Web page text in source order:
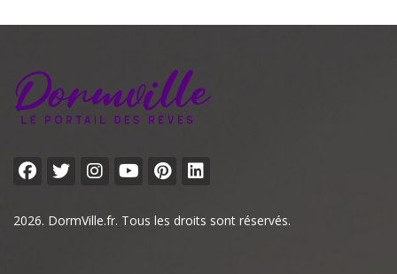
2026. DormVille.fr. Tous les droits sont réservés.